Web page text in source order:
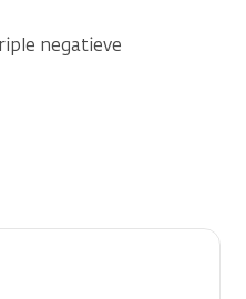
negatieve